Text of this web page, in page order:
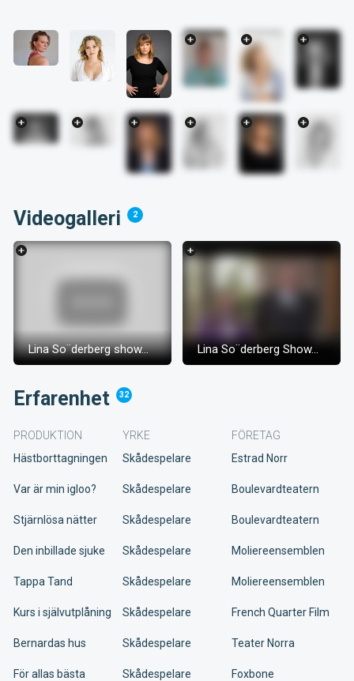
Erfarenhet 32
PRODUKTION YRKE
FÖRETAG
Hästborttagningen
Skådespelare Estrad Norr
Var är min igloo? Skådespelare Boulevardteatern
Stjärnlösa nätter Skådespelare Boulevardteatern
Den inbillade sjuke Skådespelare Moliereensemblen
Tappa Tand Skådespelare Moliereensemblen
Kurs i självutplåning Skådespelare French Quarter Film
Bernardas hus Skådespelare Teater Norra
För allas bästa Skådespelare Foxbone
Videogalleri 2
Lina So¨derberg show... Lina So¨derberg Show...